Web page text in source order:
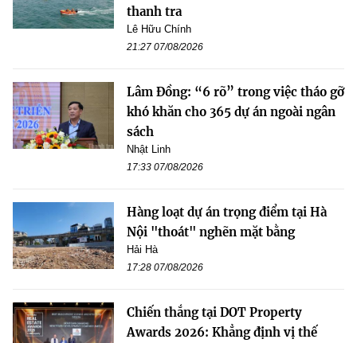
thanh tra
Lê Hữu Chính
21:27 07/08/2026
Lâm Đồng: “6 rõ” trong việc tháo gỡ
khó khăn cho 365 dự án ngoài ngân
sách
Nhật Linh
17:33 07/08/2026
Hàng loạt dự án trọng điểm tại Hà
Nội "thoát" nghẽn mặt bằng
Hải Hà
17:28 07/08/2026
Chiến thắng tại DOT Property
Awards 2026: Khẳng định vị thế